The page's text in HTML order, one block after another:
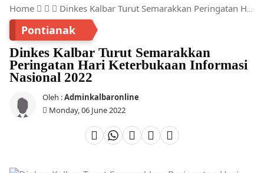
Home Dinkes Kalbar Turut Semarakkan Peringatan Hari Keterbukaan Informasi Nasional 2022
Pontianak
Dinkes Kalbar Turut Semarakkan
Peringatan Hari Keterbukaan Informasi
Nasional 2022
Oleh :Adminkalbaronline
Monday, 06 June 2022